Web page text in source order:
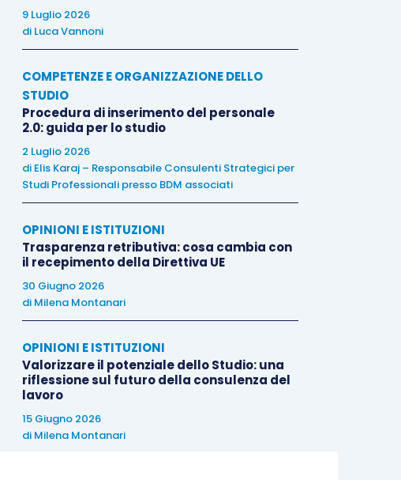
9 Luglio 2026
di Luca Vannoni
COMPETENZE E ORGANIZZAZIONE DELLO
STUDIO
Procedura di inserimento del personale
2.0: guida per lo studio
2 Luglio 2026
di Elis Karaj – Responsabile Consulenti Strategici per
Studi Professionali presso BDM associati
OPINIONI E ISTITUZIONI
Trasparenza retributiva: cosa cambia con
il recepimento della Direttiva UE
30 Giugno 2026
di Milena Montanari
OPINIONI E ISTITUZIONI
Valorizzare il potenziale dello Studio: una
riflessione sul futuro della consulenza del
lavoro
15 Giugno 2026
di Milena Montanari